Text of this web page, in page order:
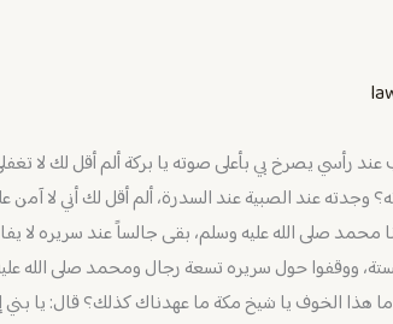
عند رأسي يصرخ بي بأعلى صوته يا بركة ألم أقل لك لا
عند الصبية عند السدرة، ألم أقل لك أني لا آمن
صلى الله عليه وسلم، بقى جالساً عند سريره لا
ووقفوا حول سريره تسعة رجال ومحمد صلى الله
ما هذا الخوف يا شيخ مكة ما عهدناك كذلك؟ قال: يا